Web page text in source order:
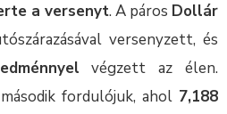
a versenyt. A páros Dollár
versenyzett, és
végzett az élen.
fordulójuk, ahol 7,188